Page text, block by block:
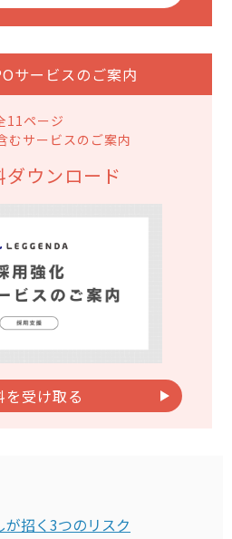
サービスのご案内
11ページ
むサービスのご案内
ダウンロード
を受け取る
招く3つのリスク